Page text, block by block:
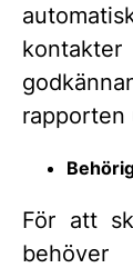
rapporten
För att